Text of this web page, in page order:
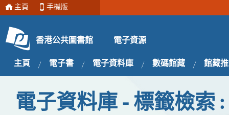
主頁 手機版
香港公共圖書館 電子資源
主頁 電子書 電子資料庫 數碼館藏 館藏
電子資料庫 - 標籤檢索 :